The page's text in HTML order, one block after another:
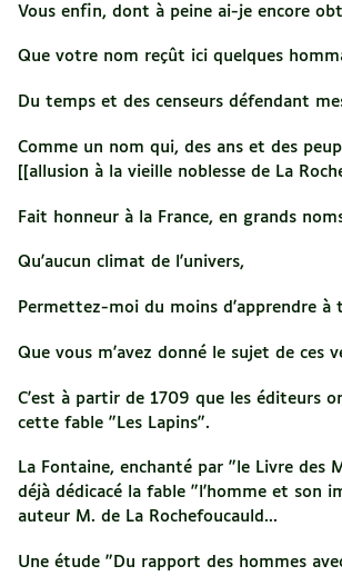
Vous enfin, dont à peine ai-je encore
Que votre nom reçût ici quelques
Du temps et des censeurs défendant
Comme un nom qui, des ans et des
[[allusion à la vieille noblesse de La
Fait honneur à la France, en grands
Qu'aucun climat de l'univers,
Permettez-moi du moins d'apprendre à
Que vous m'avez donné le sujet de ces
C'est à partir de 1709 que les éditeurs
cette fable "Les Lapins".
La Fontaine, enchanté par "le Livre des
déjà dédicacé la fable "l'homme et son
auteur M. de La Rochefoucauld...
Une étude "Du rapport des hommes